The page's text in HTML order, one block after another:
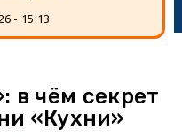
- 15:13
в чём секрет
«Кухни»